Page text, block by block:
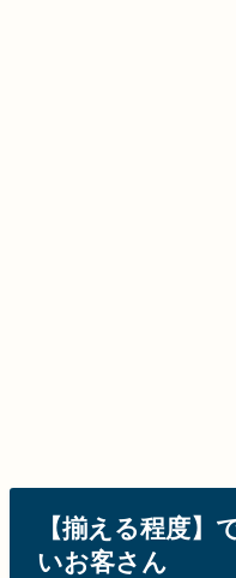
【揃える程度】
いお客さん